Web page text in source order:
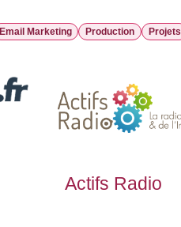
Email Marketing Production Projets
Actifs Radio